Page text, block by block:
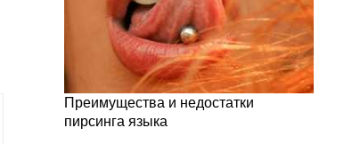
Преимущества и недостатки
пирсинга языка